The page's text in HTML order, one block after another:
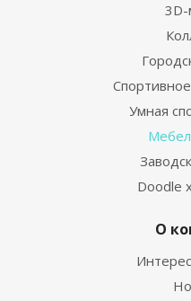
Умная
Doodle
О